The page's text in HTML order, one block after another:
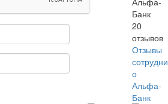
Банк
20
отзывов
Отзывы
о
Альфа-
Банк